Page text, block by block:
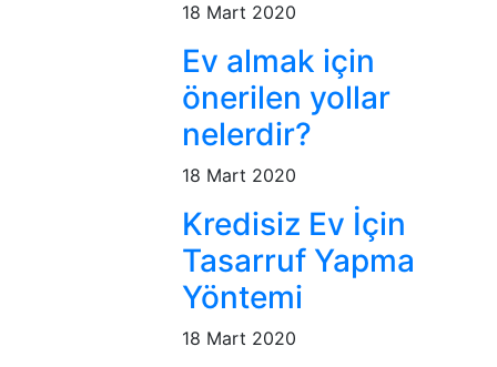
18 Mart 2020
Ev almak için
önerilen yollar
nelerdir?
18 Mart 2020
Kredisiz Ev İçin
Tasarruf Yapma
Yöntemi
18 Mart 2020